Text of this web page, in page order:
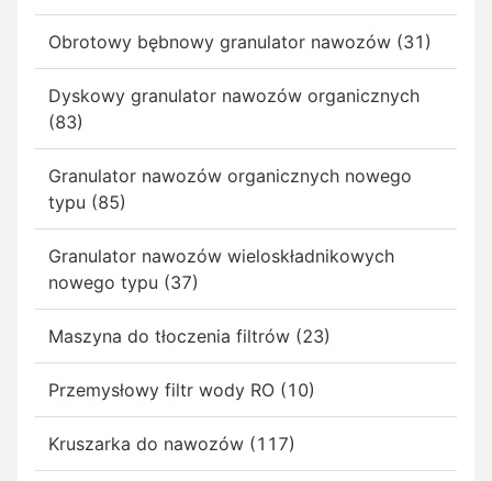
Obrotowy bębnowy granulator nawozów (31)
Dyskowy granulator nawozów organicznych
(83)
Granulator nawozów organicznych nowego
typu (85)
Granulator nawozów wieloskładnikowych
nowego typu (37)
Maszyna do tłoczenia filtrów (23)
Przemysłowy filtr wody RO (10)
Kruszarka do nawozów (117)